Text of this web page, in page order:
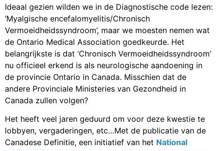
Ideaal gezien wilden we in de Diagnostische code lezen:
‘Myalgische encefalomyelitis/Chronisch
Vermoeidheidssyndroom’, maar we moesten nemen wat
de Ontario Medical Association goedkeurde. Het
belangrijkste is dat ‘Chronisch Vermoeidheidssyndroom’
nu officieel erkend is als neurologische aandoening in
de provincie Ontario in Canada. Misschien dat de
andere Provinciale Ministeries van Gezondheid in
Canada zullen volgen?
Het heeft veel jaren geduurd om voor deze kwestie te
lobbyen, vergaderingen, etc…Met de publicatie van de
Canadese Definitie, een initiatief van het National